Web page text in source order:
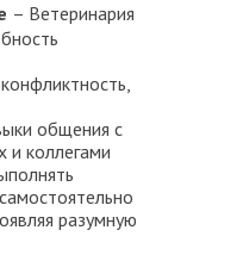
– Ветеринария
общения с
и коллегами
разумную